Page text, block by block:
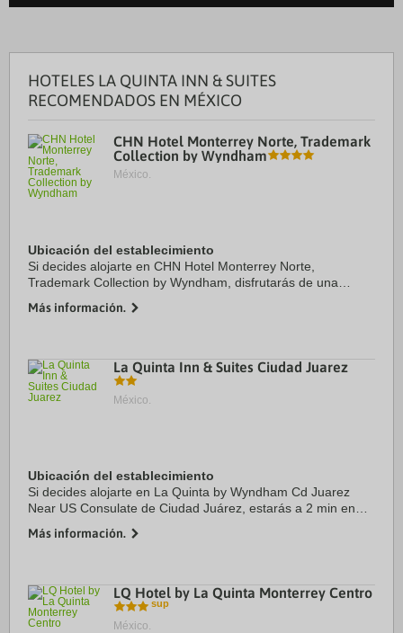
HOTELES LA QUINTA INN & SUITES
RECOMENDADOS EN MÉXICO
CHN Hotel Monterrey Norte, Trademark
Collection by Wyndham
México.
Ubicación del establecimiento
Si decides alojarte en CHN Hotel Monterrey Norte,
Trademark Collection by Wyndham, disfrutarás de una
Hospital Regional del ISSSTE y 5 min de ...
Más información.
La Quinta Inn & Suites Ciudad Juarez
México.
Ubicación del establecimiento
Si decides alojarte en La Quinta by Wyndham Cd Juarez
Near US Consulate de Ciudad Juárez, estarás a 2 min en
Puente Internacional Paso del Norte. Además, ...
Más información.
LQ Hotel by La Quinta Monterrey Centro
México.